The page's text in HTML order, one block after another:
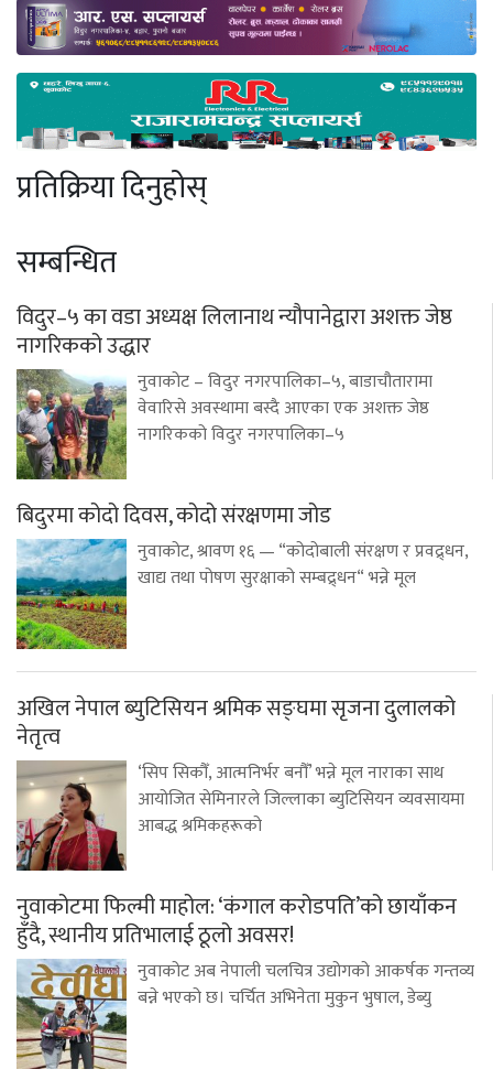
प्रतिक्रिया दिनुहोस्
सम्बन्धित
विदुर–५ का वडा अध्यक्ष लिलानाथ न्यौपानेद्वारा अशक्त जेष्ठ
नागरिकको उद्धार
नुवाकोट – विदुर नगरपालिका–५, बाडाचौतारामा
वेवारिसे अवस्थामा बस्दै आएका एक अशक्त जेष्ठ
नागरिकको विदुर नगरपालिका–५
बिदुरमा कोदो दिवस, कोदो संरक्षणमा जोड
नुवाकोट, श्रावण १६ — “कोदोबाली संरक्षण र प्रवद्र्धन,
खाद्य तथा पोषण सुरक्षाको सम्बद्र्धन“ भन्ने मूल
अखिल नेपाल ब्युटिसियन श्रमिक सङ्घमा सृजना दुलालको
नेतृत्व
‘सिप सिकौँ, आत्मनिर्भर बनौँ’ भन्ने मूल नाराका साथ
आयोजित सेमिनारले जिल्लाका ब्युटिसियन व्यवसायमा
आबद्ध श्रमिकहरूको
नुवाकोटमा फिल्मी माहोल: ‘कंगाल करोडपति’को छायाँकन
हुँदै, स्थानीय प्रतिभालाई ठूलो अवसर!
नुवाकोट अब नेपाली चलचित्र उद्योगको आकर्षक गन्तव्य
बन्ने भएको छ। चर्चित अभिनेता मुकुन भुषाल, डेब्यु